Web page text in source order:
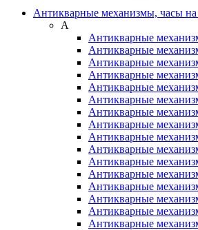
Антикварные механизмы, часы на
А
Антикварные
Антикварные
Антикварные
Антикварные
Антикварные
Антикварные
Антикварные
Антикварные
Антикварные
Антикварные
Антикварные
Антикварные
Антикварные
Антикварные
Антикварные
Антикварные